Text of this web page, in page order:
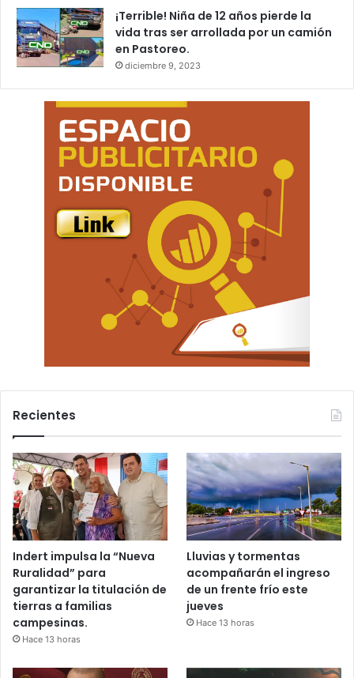
¡Terrible! Niña de 12 años pierde la
vida tras ser arrollada por un camión
en Pastoreo.
diciembre 9, 2023
Recientes
Indert impulsa la “Nueva
Ruralidad” para
garantizar la titulación de
tierras a familias
campesinas.
Hace 13 horas
Lluvias y tormentas
acompañarán el ingreso
de un frente frío este
jueves
Hace 13 horas